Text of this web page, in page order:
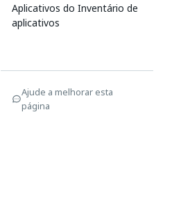
Aplicativos do Inventário de
aplicativos
Ajude a melhorar esta
página